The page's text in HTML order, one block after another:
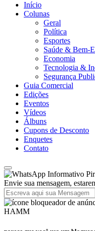
Início
Colunas
Geral
Política
Esportes
Saúde & Bem-
Economia
Tecnologia &
Segurança
Guia Comercial
Edições
Eventos
Vídeos
Álbuns
Cupons de Desconto
Enquetes
Contato
Informativo
Envie sua mensagem,
HAMM